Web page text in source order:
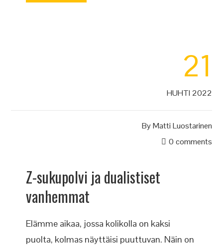
21
HUHTI 2022
ByMatti Luostarinen
0 comments
Z-sukupolvi ja dualistiset
vanhemmat
Elämme aikaa, jossa kolikolla on kaksi
puolta, kolmas näyttäisi puuttuvan. Näin on